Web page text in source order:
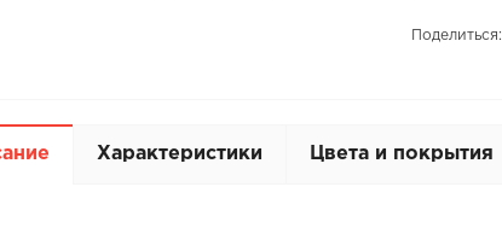
Поделиться:
Характеристики Цвета и покрытия